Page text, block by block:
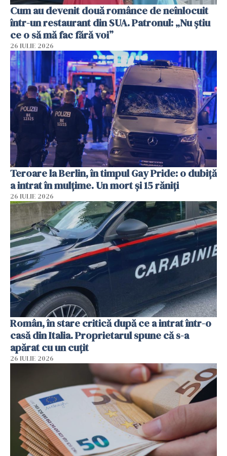
Cum au devenit două românce de neînlocuit
într-un restaurant din SUA. Patronul: „Nu știu
ce o să mă fac fără voi”
26 IULIE 2026
Teroare la Berlin, în timpul Gay Pride: o dubiță
a intrat în mulțime. Un mort și 15 răniți
26 IULIE 2026
Român, în stare critică după ce a intrat într-o
casă din Italia. Proprietarul spune că s-a
apărat cu un cuțit
26 IULIE 2026